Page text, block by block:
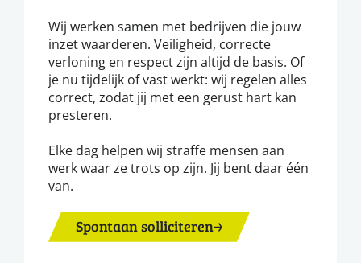
Wij werken samen met bedrijven die jouw
inzet waarderen. Veiligheid, correcte
verloning en respect zijn altijd de basis. Of
je nu tijdelijk of vast werkt: wij regelen alles
correct, zodat jij met een gerust hart kan
presteren.
Elke dag helpen wij straffe mensen aan
werk waar ze trots op zijn. Jij bent daar één
van.
Spontaan solliciteren